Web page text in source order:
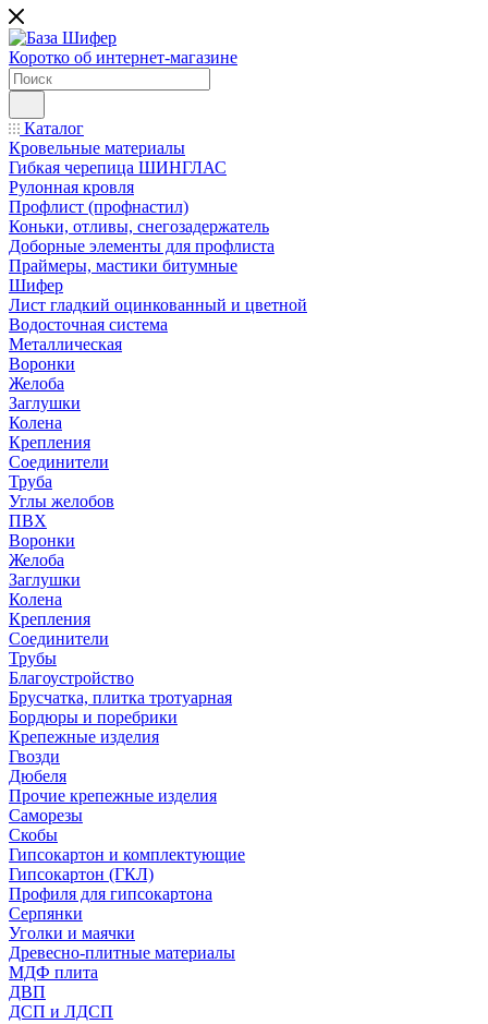
Коротко об интернет-магазине
Каталог
Кровельные материалы
Гибкая черепица ШИНГЛАС
Рулонная кровля
Профлист (профнастил)
Коньки, отливы, снегозадержатель
Доборные элементы для профлиста
Праймеры, мастики битумные
Шифер
Лист гладкий оцинкованный и цветной
Водосточная система
Металлическая
Воронки
Желоба
Заглушки
Колена
Крепления
Соединители
Труба
Углы желобов
ПВХ
Воронки
Желоба
Заглушки
Колена
Крепления
Соединители
Трубы
Благоустройство
Брусчатка, плитка тротуарная
Бордюры и поребрики
Крепежные изделия
Гвозди
Дюбеля
Прочие крепежные изделия
Саморезы
Скобы
Гипсокартон и комплектующие
Гипсокартон (ГКЛ)
Профиля для гипсокартона
Серпянки
Уголки и маячки
Древесно-плитные материалы
МДФ плита
ДВП
ДСП и ЛДСП